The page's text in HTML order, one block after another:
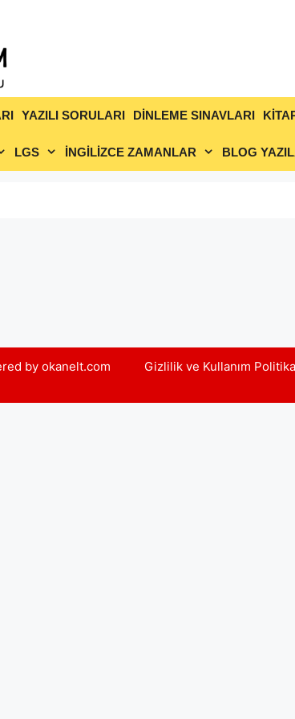
YAZILI SORULARI DİNLEME SINAVLARI
LGS İNGİLİZCE ZAMANLAR BLOG
Gizlilik ve Kullanım
by okanelt.com